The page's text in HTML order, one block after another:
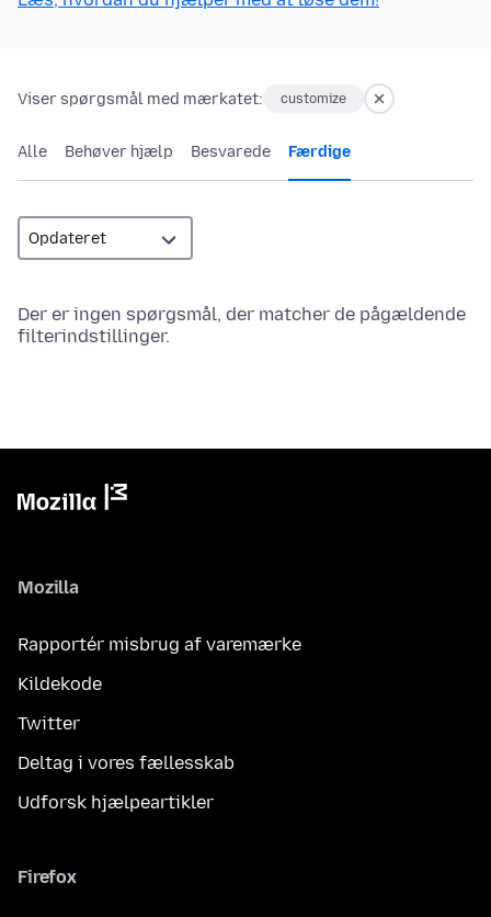
Viser spørgsmål med mærkatet: customize
Alle Behøver hjælp Besvarede Færdige
Der er ingen spørgsmål, der matcher de pågældende
filterindstillinger.
Mozilla
Rapportér misbrug af varemærke
Kildekode
Twitter
Deltag i vores fællesskab
Udforsk hjælpeartikler
Firefox